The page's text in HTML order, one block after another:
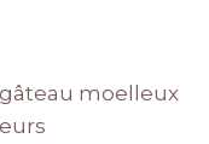
moelleux